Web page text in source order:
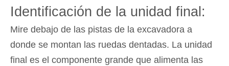
Identificación de la unidad final:
Mire debajo de las pistas de la excavadora a
donde se montan las ruedas dentadas. La unidad
final es el componente grande que alimenta las